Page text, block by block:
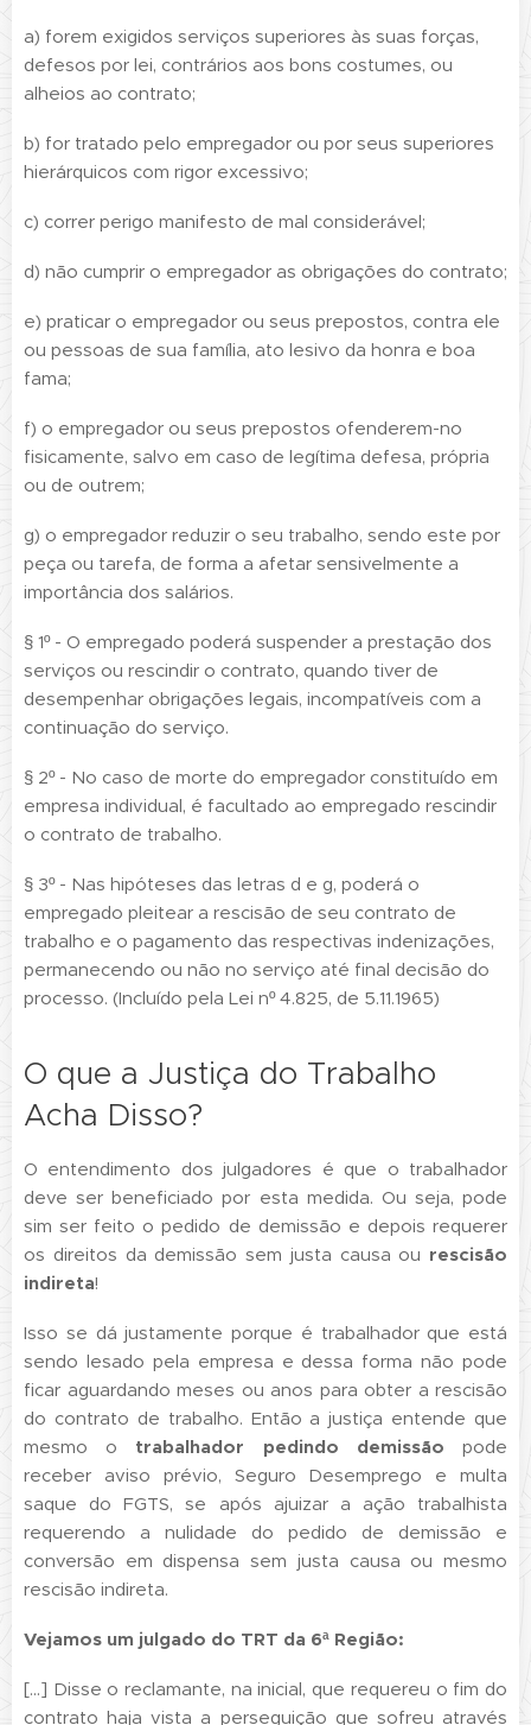
a) forem exigidos serviços superiores às suas forças,
defesos por lei, contrários aos bons costumes, ou
alheios ao contrato;
b) for tratado pelo empregador ou por seus superiores
hierárquicos com rigor excessivo;
c) correr perigo manifesto de mal considerável;
d) não cumprir o empregador as obrigações do contrato;
e) praticar o empregador ou seus prepostos, contra ele
ou pessoas de sua família, ato lesivo da honra e boa
fama;
f) o empregador ou seus prepostos ofenderem-no
fisicamente, salvo em caso de legítima defesa, própria
ou de outrem;
g) o empregador reduzir o seu trabalho, sendo este por
peça ou tarefa, de forma a afetar sensivelmente a
importância dos salários.
§ 1º - O empregado poderá suspender a prestação dos
serviços ou rescindir o contrato, quando tiver de
desempenhar obrigações legais, incompatíveis com a
continuação do serviço.
§ 2º - No caso de morte do empregador constituído em
empresa individual, é facultado ao empregado rescindir
o contrato de trabalho.
§ 3º - Nas hipóteses das letras d e g, poderá o
empregado pleitear a rescisão de seu contrato de
trabalho e o pagamento das respectivas indenizações,
permanecendo ou não no serviço até final decisão do
processo. (Incluído pela Lei nº 4.825, de 5.11.1965)
O que a Justiça do Trabalho
Acha Disso?
O entendimento dos julgadores é que o trabalhador
deve ser beneficiado por esta medida. Ou seja, pode
sim ser feito o pedido de demissão e depois requerer
os direitos da demissão sem justa causa ou rescisão
indireta!
Isso se dá justamente porque é trabalhador que está
sendo lesado pela empresa e dessa forma não pode
ficar aguardando meses ou anos para obter a rescisão
do contrato de trabalho. Então a justiça entende que
mesmo o trabalhador pedindo demissão pode
receber aviso prévio, Seguro Desemprego e multa
saque do FGTS, se após ajuizar a ação trabalhista
requerendo a nulidade do pedido de demissão e
conversão em dispensa sem justa causa ou mesmo
rescisão indireta.
Vejamos um julgado do TRT da 6ª Região:
[...] Disse o reclamante, na inicial, que requereu o fim do
contrato haja vista a perseguição que sofreu através